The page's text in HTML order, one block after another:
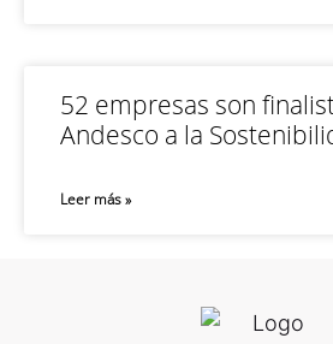
52 empresas son
Andesco a la
Leer más »